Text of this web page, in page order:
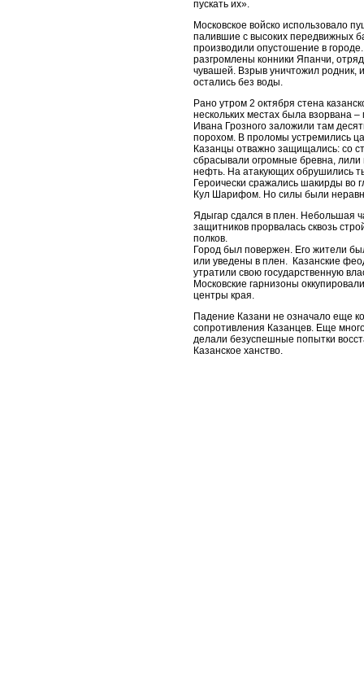
пускать их».
Московское войско использовало
палившие с высоких передвижных
производили опустошение в
разгромлены конники Япанчи,
чувашей. Взрыв уничтожил родник,
остались без воды.
Рано утром 2 октября стена
нескольких местах была взорвана
Ивана Грозного заложили там
порохом. В проломы устремились
Казанцы отважно защищались: со
сбрасывали огромные бревна,
нефть. На атакующих обрушились
Героически сражались шакирды во
Кул Шарифом. Но силы были
Ядыгар сдался в плен. Небольшая
защитников прорвалась сквозь
полков.
Город был повержен. Его жители
или уведены в плен. Казанские
утратили свою государственную
Московские гарнизоны
центры края.
Падение Казани не означало еще
сопротивления Казанцев. Еще
делали безуспешные попытки
Казанское ханство.